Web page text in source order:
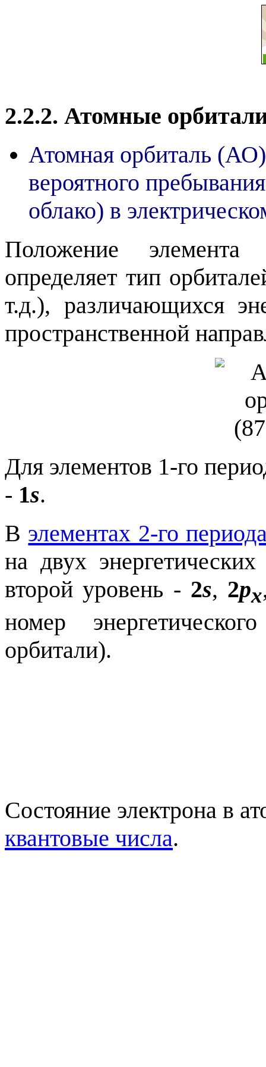
2.2.2. Атомные
Атомная орбиталь
вероятного
облако) в
Положение
определяет тип
т.д.), различающихся
пространственной
Для элементов 1-го
- 1s.
В элементах 2-го
на двух
второй уровень - 2s, 2px
номер
орбитали).
Состояние электрона в
квантовые числа.